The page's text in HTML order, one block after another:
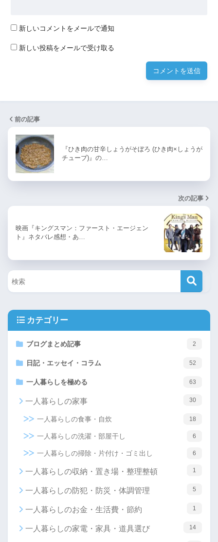
新しいコメントをメールで通知
新しい投稿をメールで受け取る
前の記事
『ひき肉の甘辛しょうがそぼろ (ひき肉×しょうが
チューブ)』の…
次の記事
映画『キングスマン：ファースト・エージェン
ト』ネタバレ感想・あ…
カテゴリー
ブログまとめ記事 2
日記・エッセイ・コラム 52
一人暮らしを極める 63
一人暮らしの家事 30
一人暮らしの食事・自炊 18
一人暮らしの洗濯・部屋干し 6
一人暮らしの掃除・片付け・ゴミ出し 6
一人暮らしの収納・置き場・整理整頓 1
一人暮らしの防犯・防災・体調管理 5
一人暮らしのお金・生活費・節約 1
一人暮らしの家電・家具・道具選び 14